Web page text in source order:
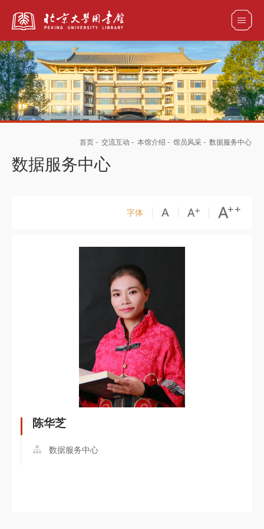
全部资源
首页 - 交流互动 - 本馆介绍 - 馆员风采 - 数据服务中心
数据服务中心
字体
陈华芝
数据服务中心